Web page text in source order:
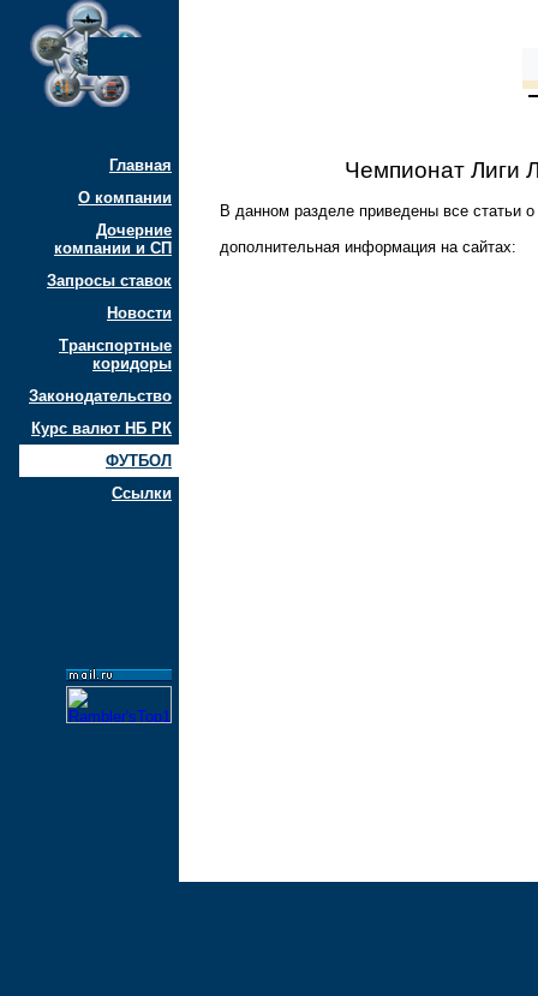
Главная
О компании
Дочерние
компании и СП
Запросы ставок
Новости
Транспортные
коридоры
Законодательство
Курс валют НБ РК
ФУТБОЛ
Ссылки
Чемпионат Лиги
В данном разделе приведены все статьи
дополнительная информация на сайтах: